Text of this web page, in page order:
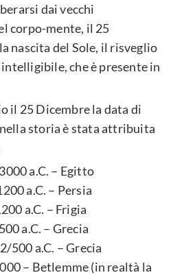
dai vecchi
corpo-mente, il 25
nascita del Sole, il risveglio
che è presente in
il 25 Dicembre la data di
nella storia è stata attribuita
a.C. – Egitto
a.C. – Persia
a.C. – Frigia
a.C. – Grecia
500 a.C. – Grecia
– Betlemme (in realtà la